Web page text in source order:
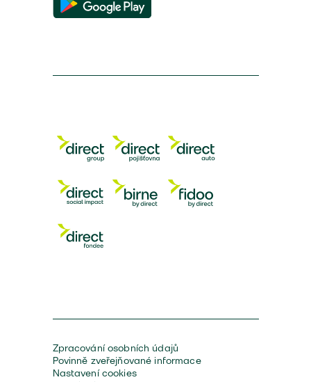
Zpracování osobních údajů
Povinně zveřejňované informace
Nastavení cookies